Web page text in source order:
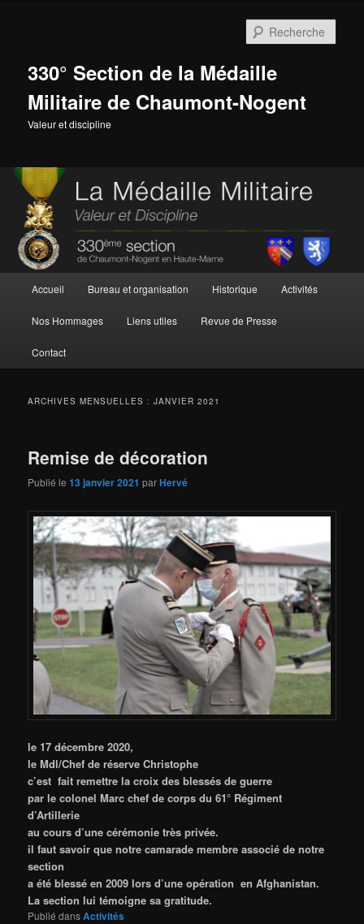
330° Section de la Médaille
Militaire de Chaumont-Nogent
Valeur et discipline
principal
Accueil Bureau et organisation Historique Activités
Nos Hommages Liens utiles Revue de Presse
Contact
ARCHIVES MENSUELLES :JANVIER 2021
Remise de décoration
Publié le13 janvier 2021 parHervé
le 17 décembre 2020,
le Mdl/Chef de réserve Christophe
c’est fait remettre la croix des blessés de guerre
par le colonel Marc chef de corps du 61° Régiment
d’Artillerie
au cours d’une cérémonie très privée.
il faut savoir que notre camarade membre associé de notre
section
a été blessé en 2009 lors d’une opération en Afghanistan.
La section lui témoigne sa gratitude.
Publié dansActivités